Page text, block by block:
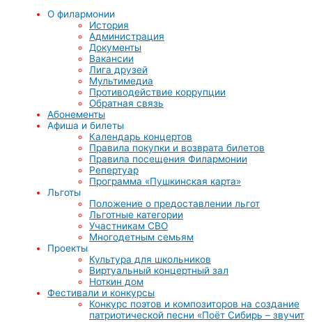
О филармонии
История
Администрация
Документы
Вакансии
Лига друзей
Мультимедиа
Противодействие коррупции
Обратная связь
Абонементы
Афиша и билеты
Календарь концертов
Правила покупки и возврата билетов
Правила посещения Филармонии
Репертуар
Программа «Пушкинская карта»
Льготы
Положение о предоставлении льгот
Льготные категории
Участникам СВО
Многодетным семьям
Проекты
Культура для школьников
Виртуальный концертный зал
Ноткин дом
Фестивали и конкурсы
Конкурс поэтов и композиторов на создание
патриотической песни «Поёт Сибирь – звучит